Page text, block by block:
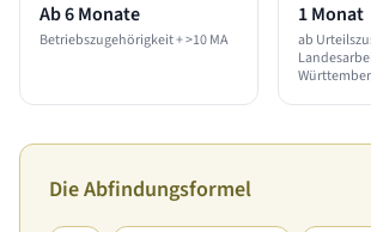
Ab 6 Monate
Betriebszugehörigkeit + >10 MA
1 Monat
ab
Die Abfindungsformel